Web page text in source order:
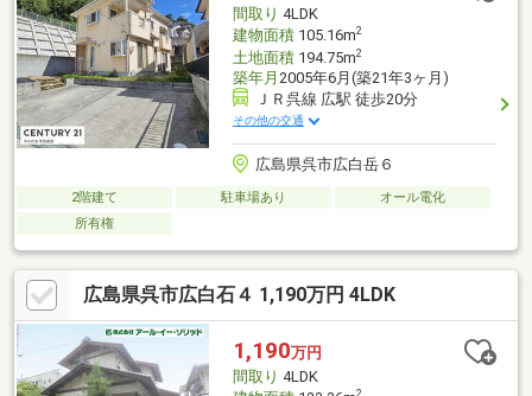
間取り 4LDK
建物面積105.16m2
土地面積194.75m2
築年月 2005年6月(築21年3ヶ月)
ＪＲ呉線 広駅 徒歩20分
その他の交通
広島県呉市広白岳６
2階建て 駐車場あり
オール電化
所有権
広島県呉市広白石４ 1,190万円 4LDK
1,190万円
間取り 4LDK
2